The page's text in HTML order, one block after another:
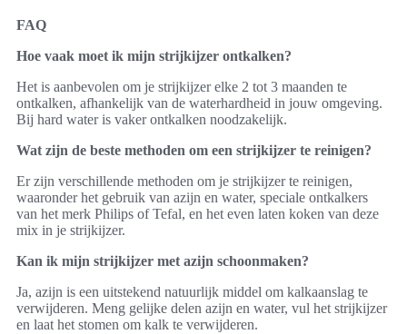
FAQ
Hoe vaak moet ik mijn strijkijzer ontkalken?
Het is aanbevolen om je strijkijzer elke 2 tot 3 maanden te
ontkalken, afhankelijk van de waterhardheid in jouw omgeving.
Bij hard water is vaker ontkalken noodzakelijk.
Wat zijn de beste methoden om een strijkijzer te reinigen?
Er zijn verschillende methoden om je strijkijzer te reinigen,
waaronder het gebruik van azijn en water, speciale ontkalkers
van het merk Philips of Tefal, en het even laten koken van deze
mix in je strijkijzer.
Kan ik mijn strijkijzer met azijn schoonmaken?
Ja, azijn is een uitstekend natuurlijk middel om kalkaanslag te
verwijderen. Meng gelijke delen azijn en water, vul het strijkijzer
en laat het stomen om kalk te verwijderen.